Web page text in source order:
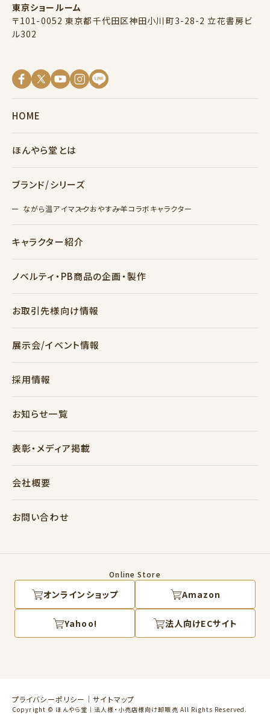
東京ショールーム
〒101-0052 東京都千代田区神田小川町3-28-2 立花書房ビ
ル302
HOME
ほんやら堂とは
ブランド/シリーズ
ながら温アイマスクおやすみ羊コラボキャラクター
キャラクター紹介
ノベルティ・PB商品の企画・製作
お取引先様向け情報
展示会/イベント情報
採用情報
お知らせ一覧
表彰・メディア掲載
会社概要
お問い合わせ
Online Store
オンラインショップ Amazon
Yahoo! 法人向けECサイト
プライバシーポリシー サイトマップ
Copyright © ほんやら堂｜法人様・小売店様向け卸販売 All Rights Reserved.